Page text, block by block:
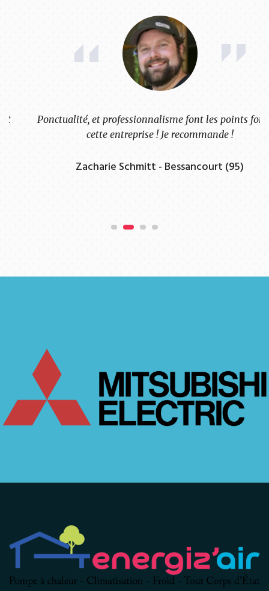
Ponctualité, et professionnalisme font les points forts de
cette entreprise ! Je recommande !
Zacharie Schmitt - Bessancourt (95)